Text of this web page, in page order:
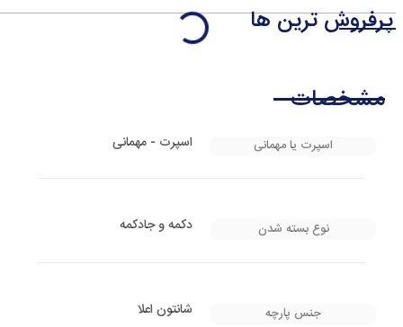
پرفروش ترین ها
مشخصات
اسپرت یا مهمانی اسپرت - مهمانی
نوع بسته شدن دکمه و جادکمه
جنس پارچه شانتون اعلا